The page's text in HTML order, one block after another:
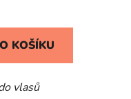
KOŠÍKU
vlasů